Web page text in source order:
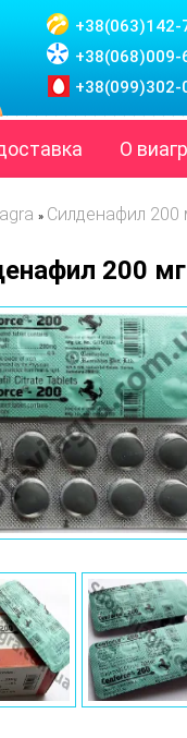
+38(063)142-
+38(068)009-
+38(099)302-
О
» Силденафил 200
200